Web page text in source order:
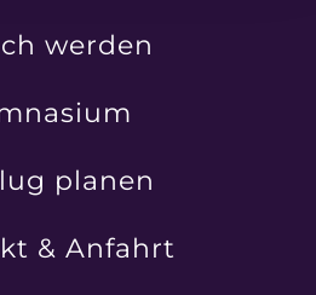
werden
planen
& Anfahrt